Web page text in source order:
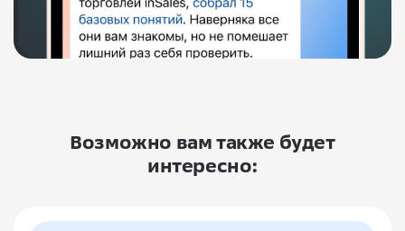
Возможно вам также будет
интересно: